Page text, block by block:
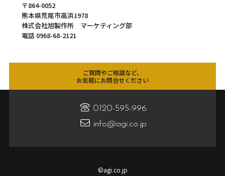
〒864-0052
熊本県荒尾市高浜1978
株式会社旭製作所 マーケティング部
電話 0968-68-2121
ご質問やご相談など、
お気軽にお問合せください
0120-595-996
info@agi.co.jp
©agi.co.jp